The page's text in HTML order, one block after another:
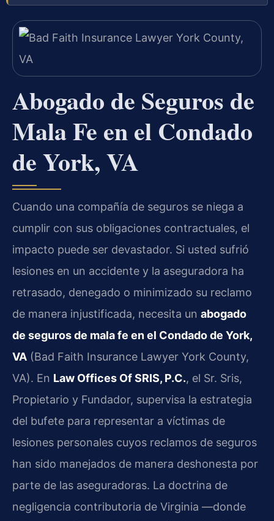
Abogado de Seguros de
Mala Fe en el Condado
de York, VA
Cuando una compañía de seguros se niega a
cumplir con sus obligaciones contractuales, el
impacto puede ser devastador. Si usted sufrió
lesiones en un accidente y la aseguradora ha
retrasado, denegado o minimizado su reclamo
de manera injustificada, necesita un abogado
de seguros de mala fe en el Condado de York,
VA (Bad Faith Insurance Lawyer York County,
VA). En Law Offices Of SRIS, P.C., el Sr. Sris,
Propietario y Fundador, supervisa la estrategia
del bufete para representar a víctimas de
lesiones personales cuyos reclamos de seguros
han sido manejados de manera deshonesta por
parte de las aseguradoras. La doctrina de
negligencia contributoria de Virginia —donde